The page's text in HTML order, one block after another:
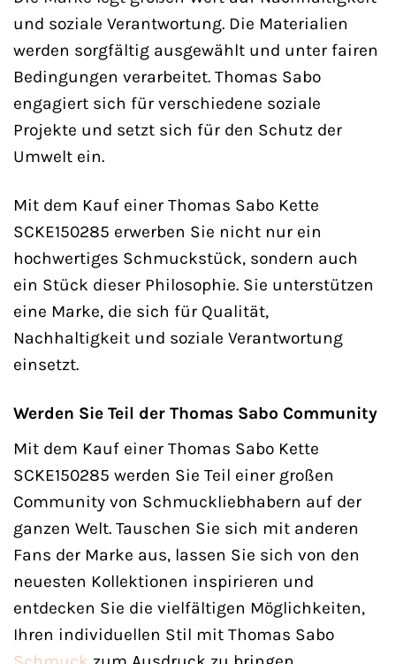
und soziale Verantwortung. Die Materialien
werden sorgfältig ausgewählt und unter fairen
Bedingungen verarbeitet. Thomas Sabo
engagiert sich für verschiedene soziale
Projekte und setzt sich für den Schutz der
Umwelt ein.
Mit dem Kauf einer Thomas Sabo Kette
SCKE150285 erwerben Sie nicht nur ein
hochwertiges Schmuckstück, sondern auch
ein Stück dieser Philosophie. Sie unterstützen
eine Marke, die sich für Qualität,
Nachhaltigkeit und soziale Verantwortung
einsetzt.
Werden Sie Teil der Thomas Sabo Community
Mit dem Kauf einer Thomas Sabo Kette
SCKE150285 werden Sie Teil einer großen
Community von Schmuckliebhabern auf der
ganzen Welt. Tauschen Sie sich mit anderen
Fans der Marke aus, lassen Sie sich von den
neuesten Kollektionen inspirieren und
entdecken Sie die vielfältigen Möglichkeiten,
Ihren individuellen Stil mit Thomas Sabo